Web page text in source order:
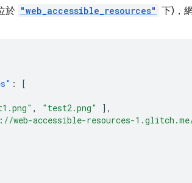
於 "web_accessible_resources" 下)，
:
[
, "test2.png"
],
web-accessible-resources-